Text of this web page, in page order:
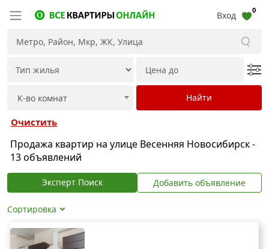
Вход 0
Очистить
Продажа квартир на улице Весенняя Новосибирск -
13 объявлений
Эксперт Поиск Добавить объявление
Сортировка